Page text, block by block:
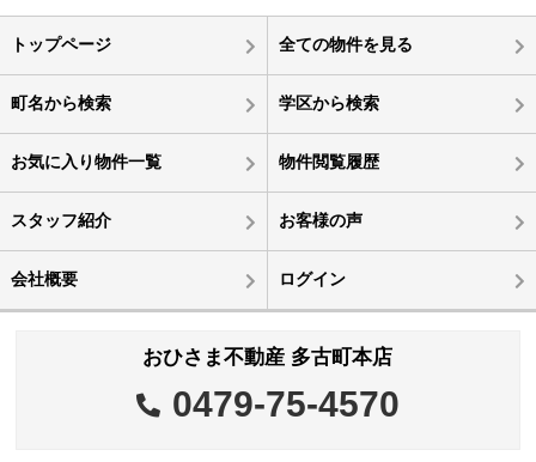
トップページ 全ての物件を見る
町名から検索 学区から検索
お気に入り物件一覧 物件閲覧履歴
スタッフ紹介 お客様の声
会社概要 ログイン
おひさま不動産 多古町本店
0479-75-4570